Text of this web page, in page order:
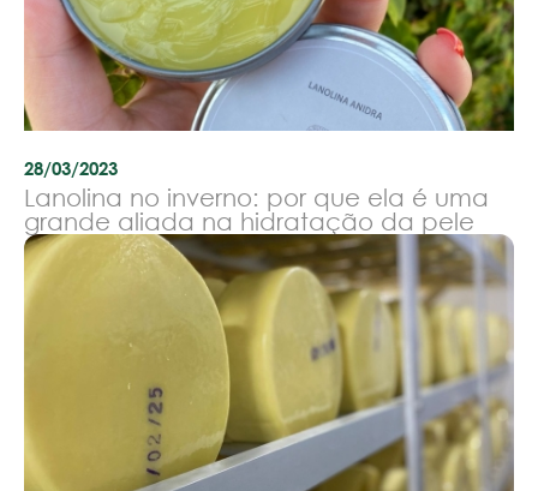
28/03/2023
Lanolina no inverno: por que ela é uma
grande aliada na hidratação da pele